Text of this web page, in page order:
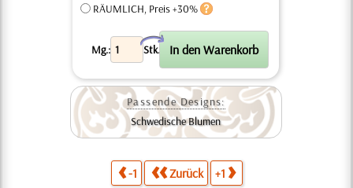
RÄUMLICH, Preis +30%
Mg.: Stk.
X
Passende Designs:
Schwedische Blumen
-1 Zurück +1